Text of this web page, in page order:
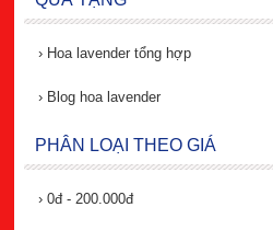
› Hoa lavender tổng hợp
› Blog hoa lavender
PHÂN LOẠI THEO GIÁ
› 0đ - 200.000đ